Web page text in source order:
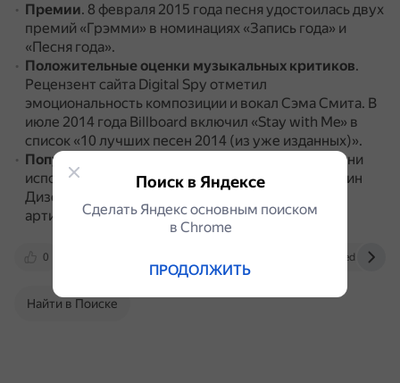
Премии. 8 февраля 2015 года песня удостоилась двух
премий «Грэмми» в номинациях «Запись года» и
«Песня года».
Положительные оценки музыкальных критиков.
Рецензент сайта Digital Spy отметил
эмоциональность композиции и вокал Сэма Смита. В
июле 2014 года Billboard включил «Stay with Me» в
список «10 лучших песен 2014 (из уже изданных)».
Популярность кавер-версий
Кавер-версии песни
исполняли Эд Ширан, Florence and the Machine, Вин
Дизель, Крис Браун, Келли Кларксон и другие
артисты.
0 ru.wikipedia.org
Найти в Поиске
Поиск в Яндексе
Сделать Яндекс основным поиском
в Сhrome
ПРОДОЛЖИТЬ